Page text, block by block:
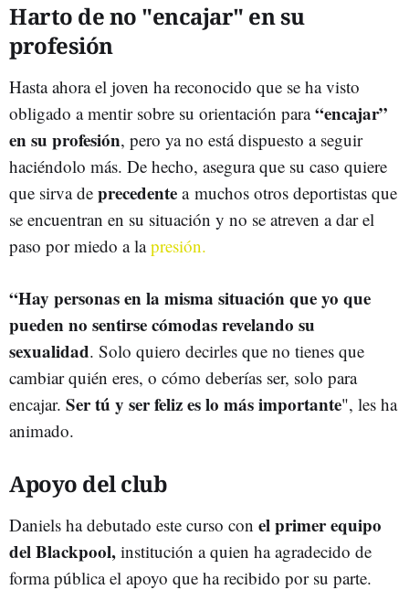
Harto de no "encajar" en su
profesión
Hasta ahora el joven ha reconocido que se ha visto
obligado a mentir sobre su orientación para“encajar”
en su profesión, pero ya no está dispuesto a seguir
haciéndolo más. De hecho, asegura que su caso quiere
que sirva de precedente a muchos otros deportistas que
se encuentran en su situación y no se atreven a dar el
paso por miedo a lapresión.
“Hay personas en la misma situación que yo que
pueden no sentirse cómodas revelando su
sexualidad. Solo quiero decirles que no tienes que
cambiar quién eres, o cómo deberías ser, solo para
encajar. Ser tú y ser feliz es lo más importante", les ha
animado.
Apoyo del club
Daniels ha debutado este curso con el primer equipo
del Blackpool, institución a quien ha agradecido de
forma pública el apoyo que ha recibido por su parte.